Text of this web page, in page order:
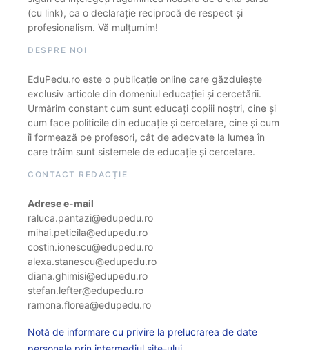
(cu link), ca o declarație reciprocă de respect și
profesionalism. Vă mulțumim!
DESPRE NOI
EduPedu.ro este o publicație online care găzduiește
exclusiv articole din domeniul educației și cercetării.
Urmărim constant cum sunt educați copiii noștri, cine și
cum face politicile din educație și cercetare, cine și cum
îi formează pe profesori, cât de adecvate la lumea în
care trăim sunt sistemele de educație și cercetare.
CONTACT REDACȚIE
Adrese e-mail
raluca.pantazi@edupedu.ro
mihai.peticila@edupedu.ro
costin.ionescu@edupedu.ro
alexa.stanescu@edupedu.ro
diana.ghimisi@edupedu.ro
stefan.lefter@edupedu.ro
ramona.florea@edupedu.ro
Notă de informare cu privire la prelucrarea de date